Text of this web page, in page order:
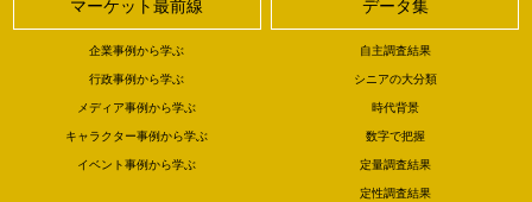
企業事例から学ぶ
行政事例から学ぶ
メディア事例から学ぶ
キャラクター事例から学ぶ
イベント事例から学ぶ
自主調査結果
シニアの大分類
時代背景
数字で把握
定量調査結果
定性調査結果